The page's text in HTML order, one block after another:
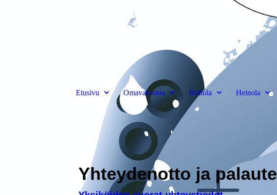
Etusivu Omavalvonta Hollola Heinola
Yhteydenotto ja palaute